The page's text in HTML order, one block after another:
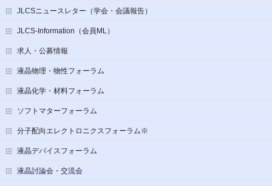
JLCSニュースレター（学会・会議報告）
JLCS-Information（会員ML）
求人・公募情報
液晶物理・物性フォーラム
液晶化学・材料フォーラム
ソフトマターフォーラム
分子配向エレクトロニクスフォーラム※
液晶デバイスフォーラム
液晶討論会・交流会